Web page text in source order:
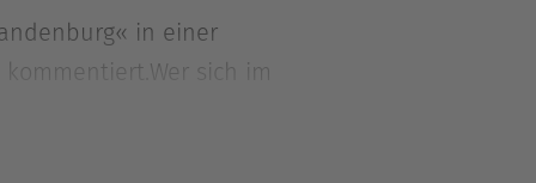
in einer
sich im
in einer